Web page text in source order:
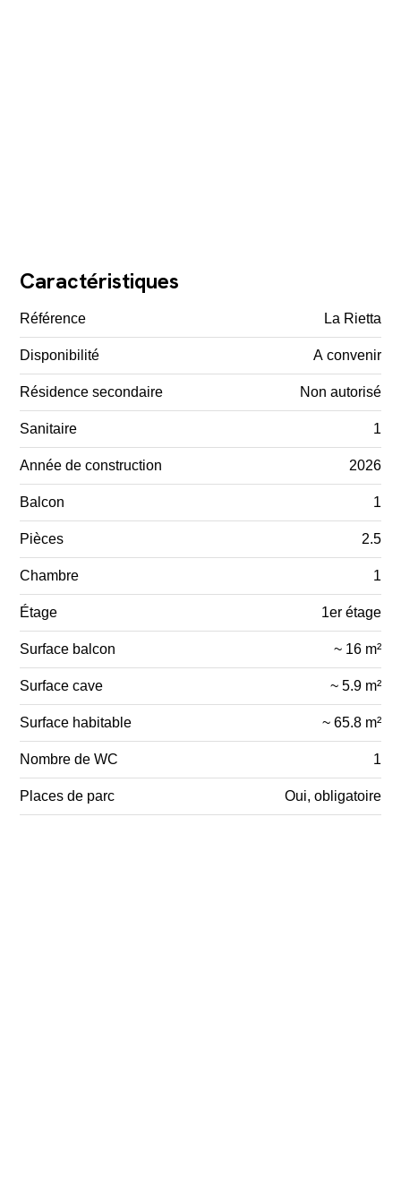
Caractéristiques
Référence La Rietta
Disponibilité A convenir
Résidence secondaire Non autorisé
Sanitaire 1
Année de construction 2026
Balcon 1
Pièces 2.5
Chambre 1
Étage 1er étage
Surface balcon ~ 16 m²
Surface cave ~ 5.9 m²
Surface habitable ~ 65.8 m²
Nombre de WC 1
Places de parc Oui, obligatoire